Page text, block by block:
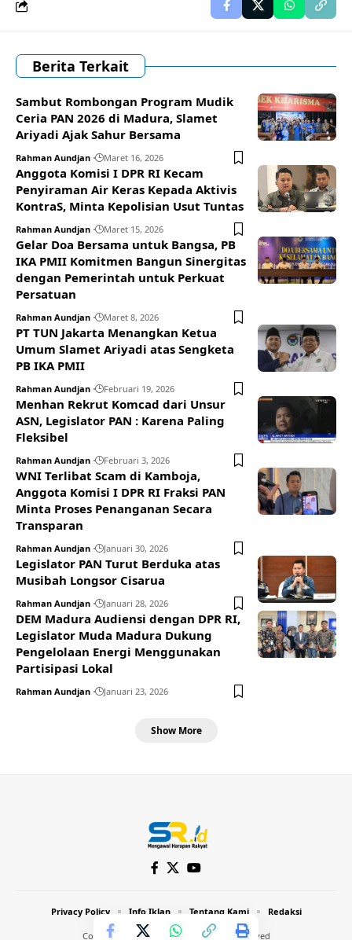
Berita Terkait
Sambut Rombongan Program Mudik
Ceria PAN 2026 di Madura, Slamet
Ariyadi Ajak Sahur Bersama
Rahman Aundjan Maret 16, 2026
Anggota Komisi I DPR RI Kecam
Penyiraman Air Keras Kepada Aktivis
KontraS, Minta Kepolisian Usut Tuntas
Rahman Aundjan Maret 15, 2026
Gelar Doa Bersama untuk Bangsa, PB
IKA PMII Komitmen Bangun Sinergitas
dengan Pemerintah untuk Perkuat
Persatuan
Rahman Aundjan Maret 8, 2026
PT TUN Jakarta Menangkan Ketua
Umum Slamet Ariyadi atas Sengketa
PB IKA PMII
Rahman Aundjan Februari 19, 2026
Menhan Rekrut Komcad dari Unsur
ASN, Legislator PAN : Karena Paling
Fleksibel
Rahman Aundjan Februari 3, 2026
WNI Terlibat Scam di Kamboja,
Anggota Komisi I DPR RI Fraksi PAN
Minta Proses Penanganan Secara
Transparan
Rahman Aundjan Januari 30, 2026
Legislator PAN Turut Berduka atas
Musibah Longsor Cisarua
Rahman Aundjan Januari 28, 2026
DEM Madura Audiensi dengan DPR RI,
Legislator Muda Madura Dukung
Pengelolaan Energi Menggunakan
Partisipasi Lokal
Rahman Aundjan Januari 23, 2026
Show More
Copyright © 2024 Inthost. All Rights Reserved
Privacy Policy Info Iklan Tentang Kami Redaksi